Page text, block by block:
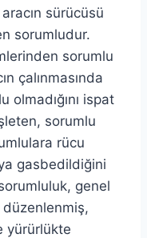
sürücüsü
sorumludur.
sorumlu
çalınmasında
ispat
sorumlu
rücu
gasbedildiğini
genel
yürürlükte